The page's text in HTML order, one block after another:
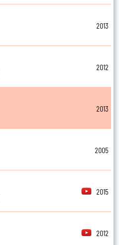
2013
2012
2013
2005
2015
2012